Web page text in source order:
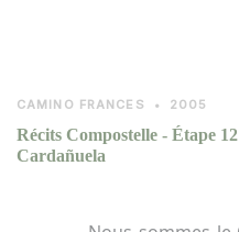
CAMINO FRANCES • 2005
Récits Compostelle - Étape
Cardañuela